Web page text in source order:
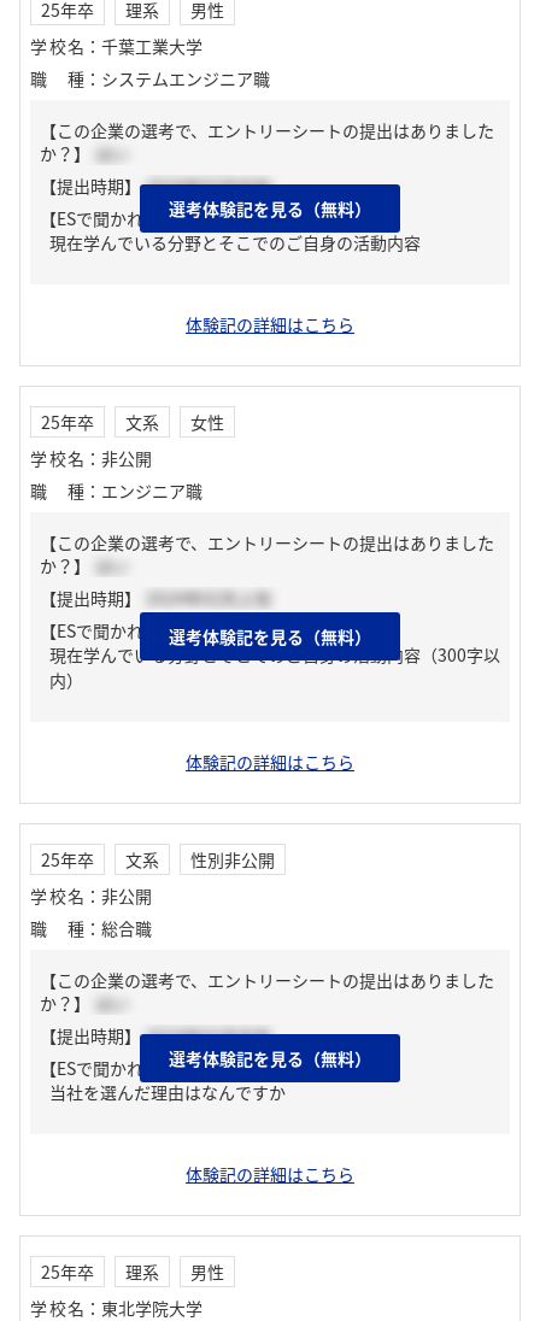
25年卒 理系
男性
学校名 ： 千葉工業大学
職種 ： システムエンジニア職
【この企業の選考で、エントリーシートの提出はありました
か？】
はい
【提出時期】 2024年03月中旬
【ESで聞かれた質問】
現在学んでいる分野とそこでのご自身の活動内容
体験記の詳細はこちら
選考体験記を見る（無料）
25年卒 文系
女性
学校名 ： 非公開
職種 ： エンジニア職
【この企業の選考で、エントリーシートの提出はありました
か？】
はい
【提出時期】
2024年02月上旬
【ESで聞かれた質問】
現在学んでいる分野とそこでのご自身の活動内容（300字以
内）
体験記の詳細はこちら
選考体験記を見る（無料）
25年卒 文系
性別非公開
学校名 ： 非公開
職種 ： 総合職
【この企業の選考で、エントリーシートの提出はありました
か？】
はい
【提出時期】 2024年02月中旬
【ESで聞かれた質問】
当社を選んだ理由はなんですか
体験記の詳細はこちら
選考体験記を見る（無料）
25年卒 理系
男性
学校名 ： 東北学院大学